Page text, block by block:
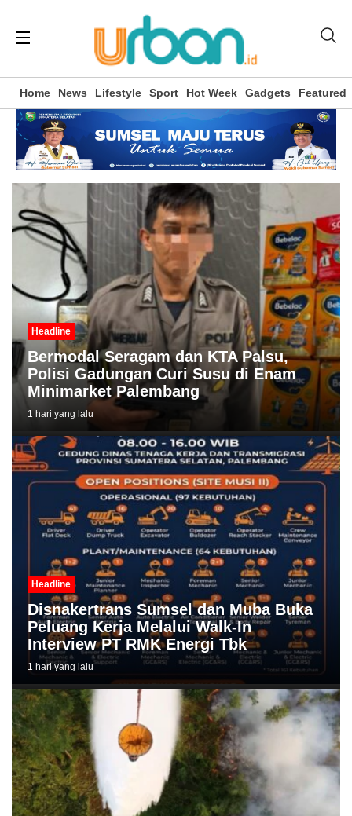
Home News Lifestyle Sport Hot Week Gadgets Featured
Headline
Bermodal Seragam dan KTA Palsu,
Polisi Gadungan Curi Susu di Enam
Minimarket Palembang
1 hari yang lalu
Headline
Disnakertrans Sumsel dan Muba Buka
Peluang Kerja Melalui Walk-In
Interview PT RMK Energi Tbk
1 hari yang lalu